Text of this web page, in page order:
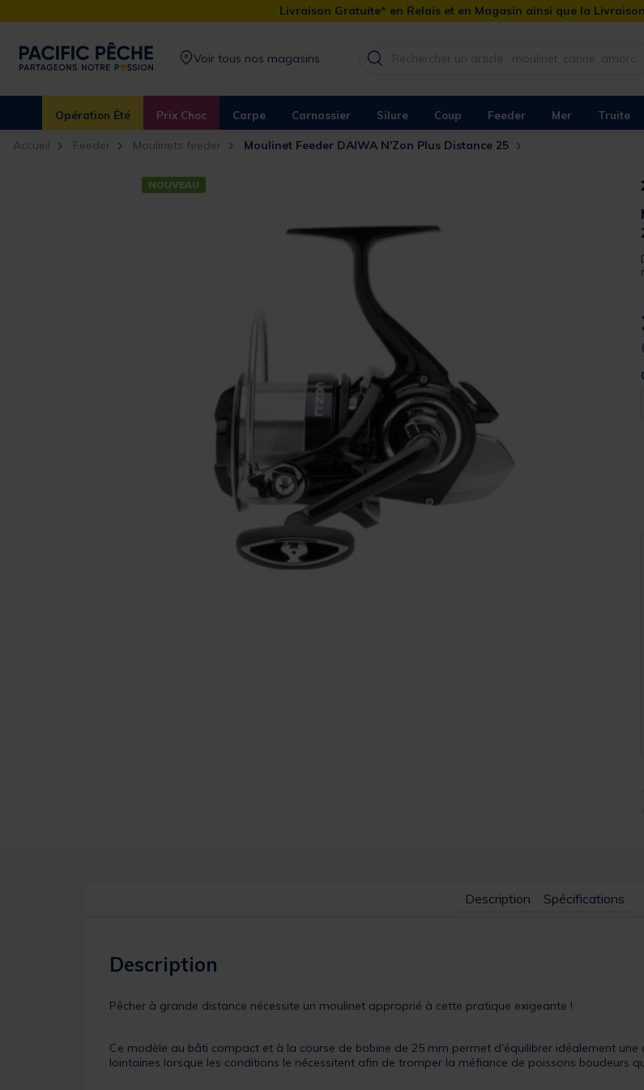
Livraison Gratuite* en Relais et en Magasin ainsi que la
Voir tous nos magasins
Opération Été Prix Choc Carpe Carnassier Silure Coup Feeder Mer Truite
Accueil Feeder Moulinets feeder Moulinet Feeder DAIWA N'Zon Plus Distance 25
NOUVEAU
Description Spécifications
Description
Pêcher à grande distance nécessite un moulinet approprié à cette pratique exigeante !
Ce modèle au bâti compact et à la course de bobine de 25 mm permet d'équilibrer idéalement
lointaines lorsque les conditions le nécessitent afin de tromper la méfiance de poissons boudeurs